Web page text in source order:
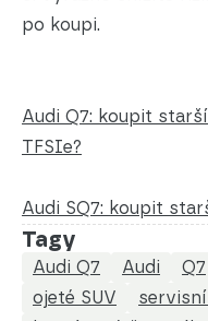
po koupi.
Audi Q7: koupit
TFSIe?
Audi SQ7: koupit
Tagy
Audi Q7 Audi Q7
ojeté SUV